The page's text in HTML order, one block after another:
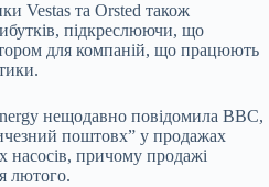
Vestas та Orsted також
підкреслюючи, що
для компаній, що працюють
нещодавно повідомила BBC,
поштовх” у продажах
насосів, причому продажі
лютого.